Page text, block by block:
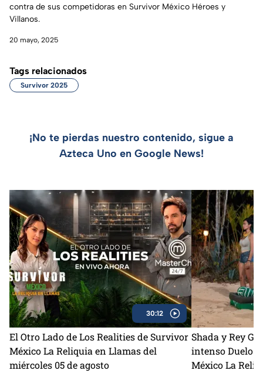
contra de sus competidoras en Survivor México Héroes y
Villanos.
20 mayo, 2025
Tags relacionados
Survivor 2025
¡No te pierdas nuestro contenido, sigue a
Azteca Uno en Google News!
30:12
El Otro Lado de Los Realities de Survivor
México La Reliquia en Llamas del
miércoles 05 de agosto
Shada y Rey
intenso Duelo
México La